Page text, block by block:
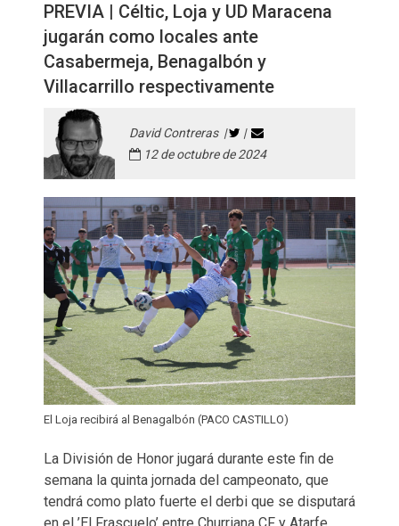
PREVIA | Céltic, Loja y UD Maracena
jugarán como locales ante
Casabermeja, Benagalbón y
Villacarrillo respectivamente
David Contreras |
|
12 de octubre de 2024
El Loja recibirá al Benagalbón (PACO CASTILLO)
La División de Honor jugará durante este fin de
semana la quinta jornada del campeonato, que
tendrá como plato fuerte el derbi que se disputará